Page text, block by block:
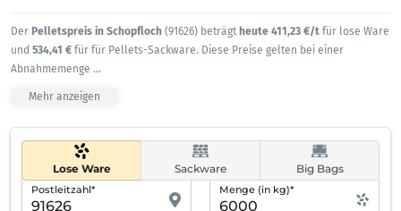
Der Pelletspreis in Schopfloch (91626) beträgt heute 411,23 €/t für lose Ware
und 534,41 € für für Pellets-Sackware. Diese Preise gelten bei einer
Abnahmemenge ...
Mehr anzeigen
Lose Ware Sackware Big Bags
Postleitzahl* Menge (in kg)*